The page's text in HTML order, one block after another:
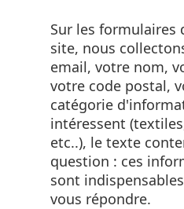
Sur les formulaires
site, nous
email, votre nom,
votre code postal,
catégorie
intéressent
etc..), le texte
question : ces
sont
vous répondre.